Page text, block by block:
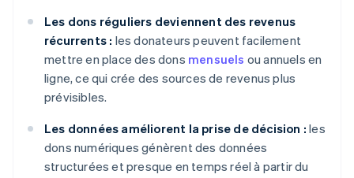
Les dons réguliers deviennent des revenus
récurrents : les donateurs peuvent facilement
mettre en place des dons mensuels ou annuels en
ligne, ce qui crée des sources de revenus plus
prévisibles.
Les données améliorent la prise de décision : les
dons numériques génèrent des données
structurées et presque en temps réel à partir du